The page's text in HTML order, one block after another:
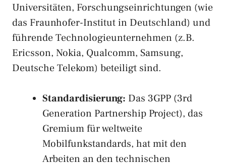
Universitäten, Forschungseinrichtungen (wie
das Fraunhofer-Institut in Deutschland) und
führende Technologieunternehmen (z.B.
Ericsson, Nokia, Qualcomm, Samsung,
Deutsche Telekom) beteiligt sind.
Standardisierung: Das 3GPP (3rd
Generation Partnership Project), das
Gremium für weltweite
Mobilfunkstandards, hat mit den
Arbeiten an den technischen